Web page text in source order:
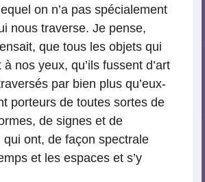
on n’a pas spécialement
nous traverse. Je pense,
que tous les objets qui
nos yeux, qu’ils fussent d’art
par bien plus qu’eux-
porteurs de toutes sortes de
de signes et de
qui ont, de façon spectrale
et les espaces et s’y